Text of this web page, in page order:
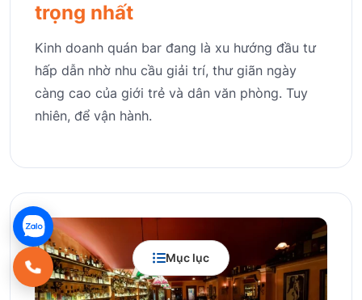
Mục lục
trọng nhất
Kinh doanh quán bar đang là xu hướng đầu tư
hấp dẫn nhờ nhu cầu giải trí, thư giãn ngày
càng cao của giới trẻ và dân văn phòng. Tuy
nhiên, để vận hành.